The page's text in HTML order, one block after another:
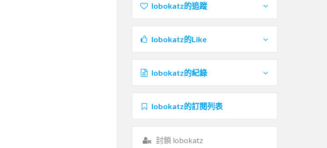
lobokatz的追蹤
lobokatz的Like
lobokatz的紀錄
lobokatz的訂閱列表
封鎖 lobokatz